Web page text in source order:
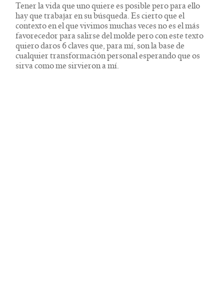
Tener la vida que uno quiere es posible pero para ello
hay que trabajar en su búsqueda. Es cierto que el
contexto en el que vivimos muchas veces no es el más
favorecedor para salirse del molde pero con este texto
quiero daros 6 claves que, para mí, son la base de
cualquier transformación personal esperando que os
sirva como me sirvieron a mí.